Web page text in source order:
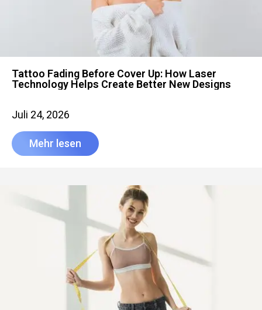
Tattoo Fading Before Cover Up: How Laser
Technology Helps Create Better New Designs
Juli 24, 2026
Mehr lesen